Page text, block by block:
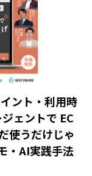
ント・利用時
ェントで EC
使うだけじゃ
・AI実践手法